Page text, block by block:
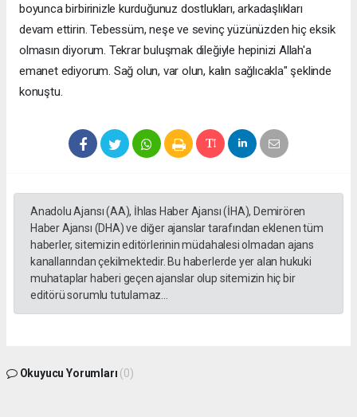
boyunca birbirinizle kurduğunuz dostlukları, arkadaşlıkları
devam ettirin. Tebessüm, neşe ve sevinç yüzünüzden hiç eksik
olmasın diyorum. Tekrar buluşmak dileğiyle hepinizi Allah'a
emanet ediyorum. Sağ olun, var olun, kalın sağlıcakla" şeklinde
konuştu.
Anadolu Ajansı (AA), İhlas Haber Ajansı (İHA), Demirören
Haber Ajansı (DHA) ve diğer ajanslar tarafından eklenen tüm
haberler, sitemizin editörlerinin müdahalesi olmadan ajans
kanallarından çekilmektedir. Bu haberlerde yer alan hukuki
muhataplar haberi geçen ajanslar olup sitemizin hiç bir
editörü sorumlu tutulamaz...
Okuyucu Yorumları (0)